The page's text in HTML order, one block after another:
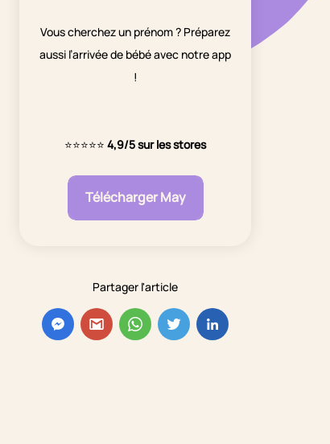
Vous cherchez un prénom ? Préparez
aussi l’arrivée de bébé avec notre app
!
⭐⭐⭐⭐⭐ 4,9/5 sur les stores
Télécharger May
Partager l'article